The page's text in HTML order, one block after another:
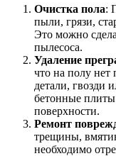
Очистка пола:
пыли, грязи,
Это можно
пылесоса.
Удаление
что на полу нет
детали, гвозди
бетонные плиты
поверхности.
Ремонт
трещины,
необходимо